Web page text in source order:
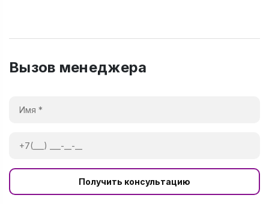
Вызов менеджера
Получить консультацию